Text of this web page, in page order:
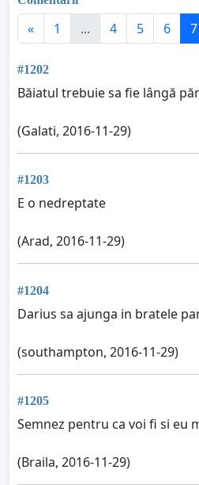
« 1 ... 4 5 6 7
#1202
Băiatul trebuie sa fie lângă
(Galati, 2016-11-29)
#1203
E o nedreptate
(Arad, 2016-11-29)
#1204
Darius sa ajunga in bratele
(southampton, 2016-11-29)
#1205
Semnez pentru ca voi fi si eu
(Braila, 2016-11-29)